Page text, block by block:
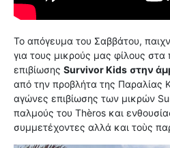
Το απόγευμα του Σαββάτου,
για τους μικρούς μας φίλους στα
επιβίωσης Survivor Kids στην
από την προβλήτα της Παραλίας
αγώνες επιβίωσης των μικρών
παλμούς του Thèros και
συμμετέχοντες αλλά και τοὺς